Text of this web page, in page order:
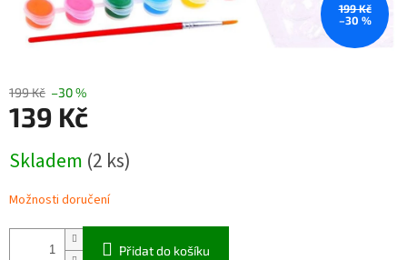
199 Kč
–30 %
199 Kč –30 %
139 Kč
cena:
Skladem (2 ks)
Možnosti doručení
Přidat do košíku